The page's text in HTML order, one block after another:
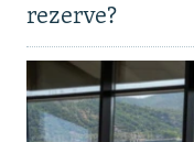
rezerve?